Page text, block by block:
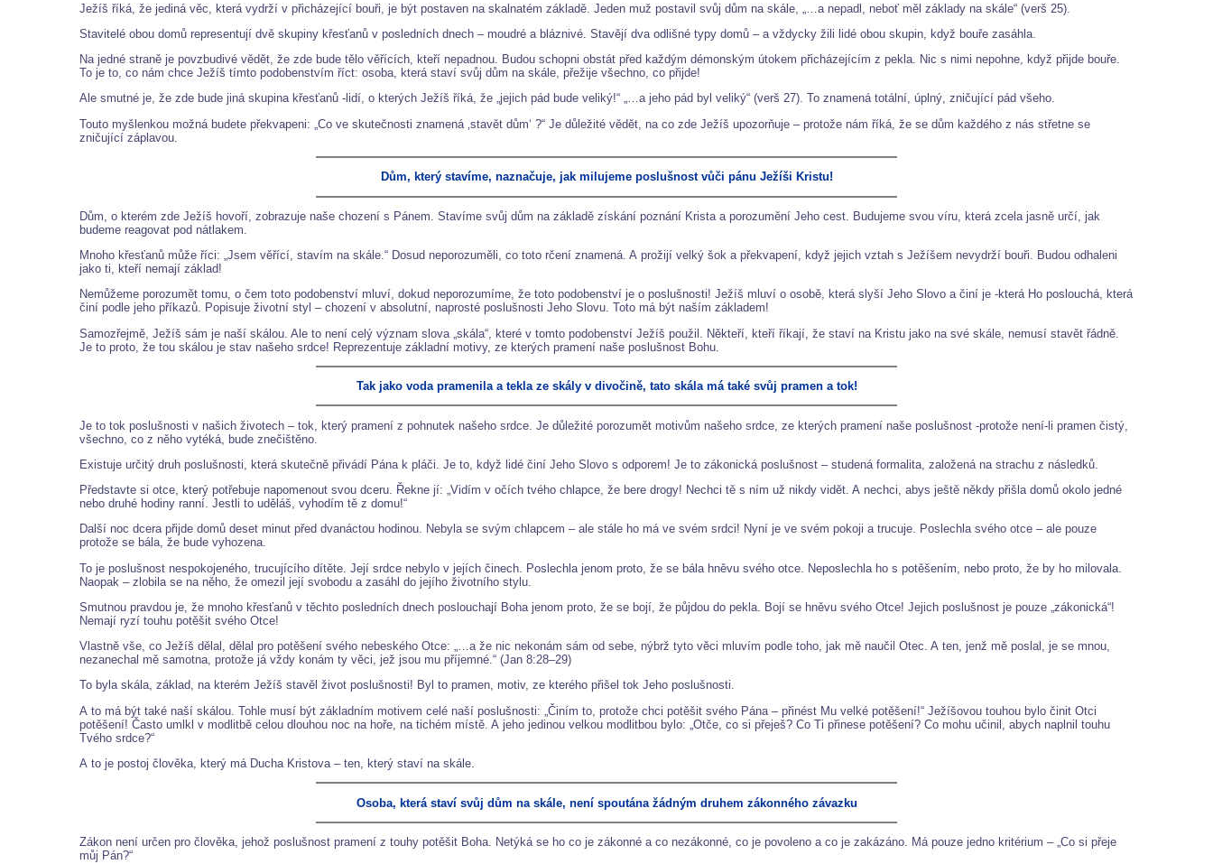
Ježíš říká, že jediná věc, která vydrží v přicházející bouři, je být postaven na skalnatém základě. Jeden muž postavil svůj dům na skále, „…a nepadl, neboť měl základy na skále“ (verš 25).
Stavitelé obou domů representují dvě skupiny křesťanů v posledních dnech – moudré a bláznivé. Stavějí dva odlišné typy domů – a vždycky žili lidé obou skupin, když bouře zasáhla.
Na jedné straně je povzbudivé vědět, že zde bude tělo věřících, kteří nepadnou. Budou schopni obstát před každým démonským útokem přicházejícím z pekla. Nic s nimi nepohne, když přijde bouře.
To je to, co nám chce Ježíš tímto podobenstvím říct: osoba, která staví svůj dům na skále, přežije všechno, co přijde!
Ale smutné je, že zde bude jiná skupina křesťanů -lidí, o kterých Ježíš říká, že „jejich pád bude veliký!“ „…a jeho pád byl veliký“ (verš 27). To znamená totální, úplný, zničující pád všeho.
Touto myšlenkou možná budete překvapeni: „Co ve skutečnosti znamená ‚stavět dům‘ ?“ Je důležité vědět, na co zde Ježíš upozorňuje – protože nám říká, že se dům každého z nás střetne se
zničující záplavou.
Dům, který stavíme, naznačuje, jak milujeme poslušnost vůči pánu Ježíši Kristu!
Dům, o kterém zde Ježíš hovoří, zobrazuje naše chození s Pánem. Stavíme svůj dům na základě získání poznání Krista a porozumění Jeho cest. Budujeme svou víru, která zcela jasně určí, jak
budeme reagovat pod nátlakem.
Mnoho křesťanů může říci: „Jsem věřící, stavím na skále.“ Dosud neporozuměli, co toto rčení znamená. A prožijí velký šok a překvapení, když jejich vztah s Ježíšem nevydrží bouři. Budou odhaleni
jako ti, kteří nemají základ!
Nemůžeme porozumět tomu, o čem toto podobenství mluví, dokud neporozumíme, že toto podobenství je o poslušnosti! Ježíš mluví o osobě, která slyší Jeho Slovo a činí je -která Ho poslouchá, která
činí podle jeho příkazů. Popisuje životní styl – chození v absolutní, naprosté poslušnosti Jeho Slovu. Toto má být naším základem!
Samozřejmě, Ježíš sám je naší skálou. Ale to není celý význam slova „skála“, které v tomto podobenství Ježíš použil. Někteří, kteří říkají, že staví na Kristu jako na své skále, nemusí stavět řádně.
Je to proto, že tou skálou je stav našeho srdce! Reprezentuje základní motivy, ze kterých pramení naše poslušnost Bohu.
Tak jako voda pramenila a tekla ze skály v divočině, tato skála má také svůj pramen a tok!
Je to tok poslušnosti v našich životech – tok, který pramení z pohnutek našeho srdce. Je důležité porozumět motivům našeho srdce, ze kterých pramení naše poslušnost -protože není-li pramen čistý,
všechno, co z něho vytéká, bude znečištěno.
Existuje určitý druh poslušnosti, která skutečně přivádí Pána k pláči. Je to, když lidé činí Jeho Slovo s odporem! Je to zákonická poslušnost – studená formalita, založená na strachu z následků.
Představte si otce, který potřebuje napomenout svou dceru. Řekne jí: „Vidím v očích tvého chlapce, že bere drogy! Nechci tě s ním už nikdy vidět. A nechci, abys ještě někdy přišla domů okolo jedné
nebo druhé hodiny ranní. Jestli to uděláš, vyhodím tě z domu!“
Další noc dcera přijde domů deset minut před dvanáctou hodinou. Nebyla se svým chlapcem – ale stále ho má ve svém srdci! Nyní je ve svém pokoji a trucuje. Poslechla svého otce – ale pouze
protože se bála, že bude vyhozena.
To je poslušnost nespokojeného, trucujícího dítěte. Její srdce nebylo v jejích činech. Poslechla jenom proto, že se bála hněvu svého otce. Neposlechla ho s potěšením, nebo proto, že by ho milovala.
Naopak – zlobila se na něho, že omezil její svobodu a zasáhl do jejího životního stylu.
Smutnou pravdou je, že mnoho křesťanů v těchto posledních dnech poslouchají Boha jenom proto, že se bojí, že půjdou do pekla. Bojí se hněvu svého Otce! Jejich poslušnost je pouze „zákonická“!
Nemají ryzí touhu potěšit svého Otce!
Vlastně vše, co Ježíš dělal, dělal pro potěšení svého nebeského Otce: „…a že nic nekonám sám od sebe, nýbrž tyto věci mluvím podle toho, jak mě naučil Otec. A ten, jenž mě poslal, je se mnou,
nezanechal mě samotna, protože já vždy konám ty věci, jež jsou mu příjemné.“ (Jan 8:28–29)
To byla skála, základ, na kterém Ježíš stavěl život poslušnosti! Byl to pramen, motiv, ze kterého přišel tok Jeho poslušnosti.
A to má být také naší skálou. Tohle musí být základním motivem celé naší poslušnosti: „Činím to, protože chci potěšit svého Pána – přinést Mu velké potěšení!“ Ježíšovou touhou bylo činit Otci
potěšení! Často umlkl v modlitbě celou dlouhou noc na hoře, na tichém místě. A jeho jedinou velkou modlitbou bylo: „Otče, co si přeješ? Co Ti přinese potěšení? Co mohu učinil, abych naplnil touhu
Tvého srdce?“
A to je postoj člověka, který má Ducha Kristova – ten, který staví na skále.
Osoba, která staví svůj dům na skále, není spoutána žádným druhem zákonného závazku
Zákon není určen pro člověka, jehož poslušnost pramení z touhy potěšit Boha. Netýká se ho co je zákonné a co nezákonné, co je povoleno a co je zakázáno. Má pouze jedno kritérium – „Co si přeje
můj Pán?“